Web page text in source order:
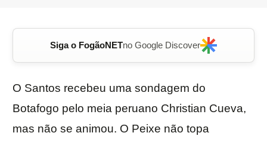
Siga o FogãoNETno Google Discover
O Santos recebeu uma sondagem do
Botafogo pelo meia peruano Christian Cueva,
mas não se animou. O Peixe não topa